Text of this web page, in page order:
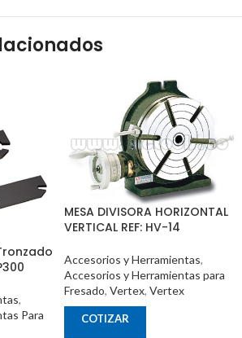
,
Para
MESA DIVISORA HORIZONTAL
VERTICAL REF: HV-14
Accesorios y Herramientas,
Accesorios y Herramientas para
Fresado, Vertex, Vertex
COTIZAR